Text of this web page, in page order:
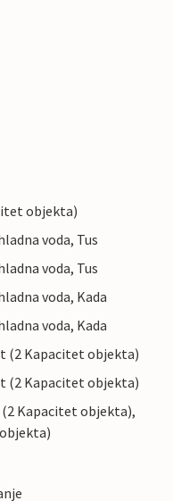
objekta)
voda, Tus
voda, Tus
voda, Kada
voda, Kada
(2 Kapacitet objekta)
(2 Kapacitet objekta)
(2 Kapacitet objekta),